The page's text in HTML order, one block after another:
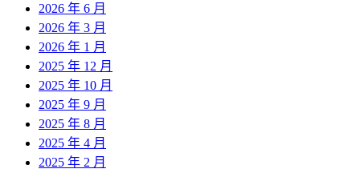
2026 年 6 月
2026 年 3 月
2026 年 1 月
2025 年 12 月
2025 年 10 月
2025 年 9 月
2025 年 8 月
2025 年 4 月
2025 年 2 月